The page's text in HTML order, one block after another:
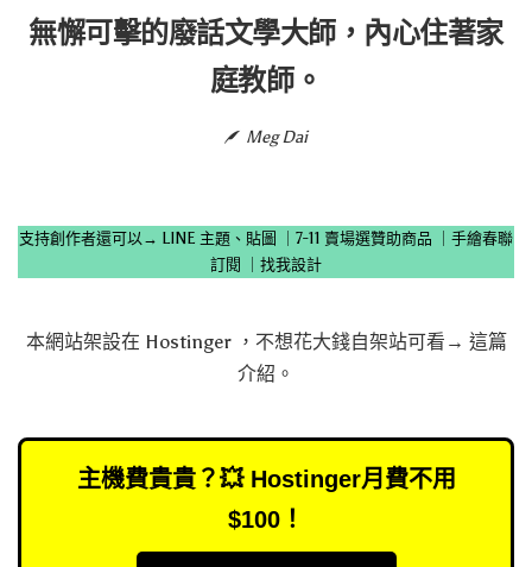
無懈可擊的廢話文學大師，內心住著家
庭教師。
Meg Dai
支持創作者還可以→ LINE 主題、貼圖 7-11 賣場選贊助商品
手繪春聯
訂閱
找我設計
本網站架設在 Hostinger，不想花大錢自架站可看→ 這篇
介紹 。
主機費貴貴？💥 Hostinger月費不用
$100！